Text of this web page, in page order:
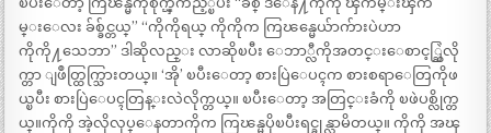
မ္းေလး ခ်စ္ခ်င္တယ္” “ကိုကိုရယ္ ကိုကိုက ကြၽန္မေယ်ာက်ားပဲဟာ
ကိုကို႔သေဘာ” ဒါဆိုလည္း လာဆိုၿပီး ေဘာ္လီကိုအတင္းေစာင့္ဆြဲလို
က္တာ ျဖဳတ္ထြက္သြားတယ္။ ‘အို’ ၿပီးေတာ့ စားပြဲေပၚက စားစရာေတြကိုဖ
ယ္ၿပီး စားပြဲေပၚတြန္းလဲလိုက္တယ္။ ၿပီးေတာ့ အတြင္းခံကို ၿဖဲပစ္လိုက္တ
ယ္။ကိုကို အဲ့လိုလုပ္ေနတာကိုက ကြၽန္မပိုၿပီးရင္ခုန္လာမိတယ္။ ကိုကို အၾ